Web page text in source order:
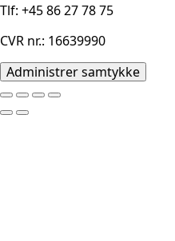
Tlf: +45 86 27 78 75
CVR nr.: 16639990
Administrer samtykke